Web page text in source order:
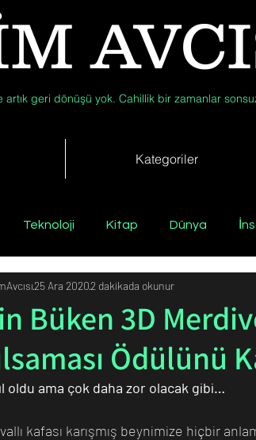
artık geri dönüşü yok. Cahillik bir zamanlar
Kategoriler
Teknoloji Kitap Dünya
/ Felsefe Tıp Arkeoloji
Fotoğrafı Biyoloji Günün
Büken 3D
Ödülünü
25 Ara 20202 dakikada okunur
oldu ama çok daha zor olacak gibi…
kafası karışmış beynimize hiçbir